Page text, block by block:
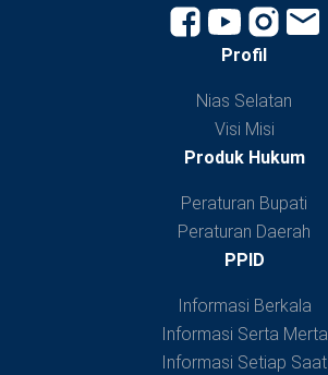
Profil
Nias Selatan
Visi Misi
Produk Hukum
Peraturan Bupati
Peraturan Daerah
PPID
Informasi Berkala
Informasi Serta Merta
Informasi Setiap Saat